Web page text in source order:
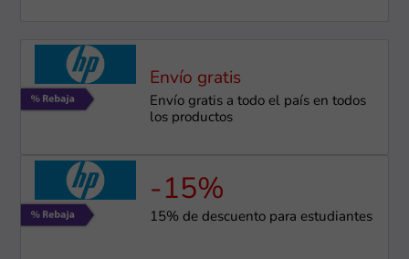
Envío gratis
Envío gratis a todo el país en todos
los productos
-15%
15% de descuento para estudiantes